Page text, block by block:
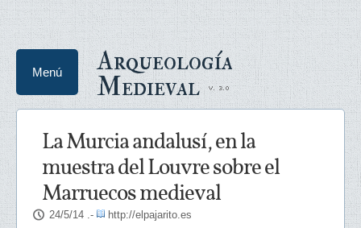
Arqueología
Medieval
Menú
La Murcia andalusí, en la
muestra del Louvre sobre el
Marruecos medieval
24/5/14 .- http://elpajarito.es